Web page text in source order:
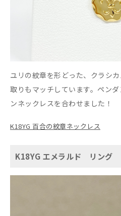
ユリの紋章を形どった、クラシ
取りもマッチしています。ペン
ンネックレスを合わせました！
K18YG 百合の紋章ネックレス
K18YG エメラルド リング